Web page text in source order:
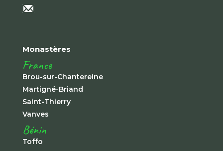
Monastères
France
Brou-sur-Chantereine
Martigné-Briand
Saint-Thierry
Vanves
Bénin
Toffo